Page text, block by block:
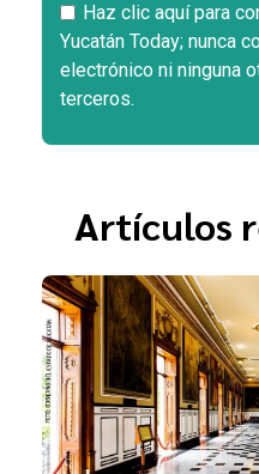
Haz clic aquí para
Yucatán Today; nunca
electrónico ni ninguna
terceros.
Artículos